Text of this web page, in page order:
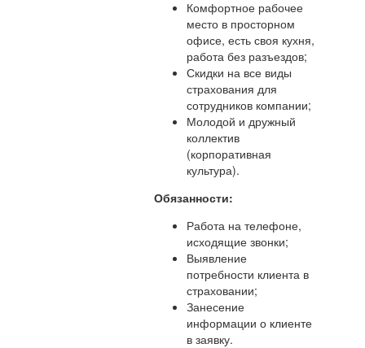
Комфортное рабочее
место в просторном
офисе, есть своя кухня,
работа без разъездов;
Скидки на все виды
страхования для
сотрудников компании;
Молодой и дружный
коллектив
(корпоративная
культура).
Обязанности:
Работа на телефоне,
исходящие звонки;
Выявление
потребности клиента в
страховании;
Занесение
информации о клиенте
в заявку.